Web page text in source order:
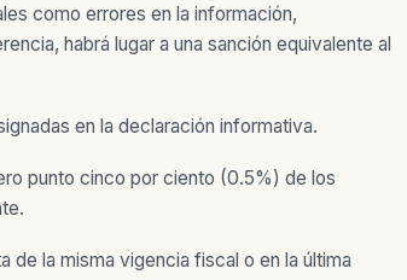
como errores en la información,
habrá lugar a una sanción equivalente al
en la declaración informativa.
punto cinco por ciento (0.5%) de los
la misma vigencia fiscal o en la última